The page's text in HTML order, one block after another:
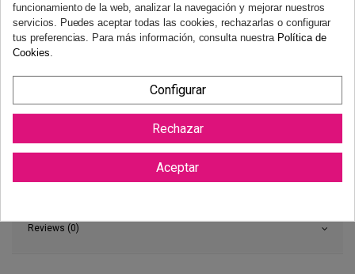
Derecho de desistimiento
Dispones de 14 días naturales para desistir de tu compra, sin
necesidad de justificación.Más información
Reviews (0)
funcionamiento de la web, analizar la navegación y mejorar nuestros
servicios. Puedes aceptar todas las cookies, rechazarlas o configurar
tus preferencias. Para más información, consulta nuestra Política de
Cookies
Configurar
Rechazar
Aceptar